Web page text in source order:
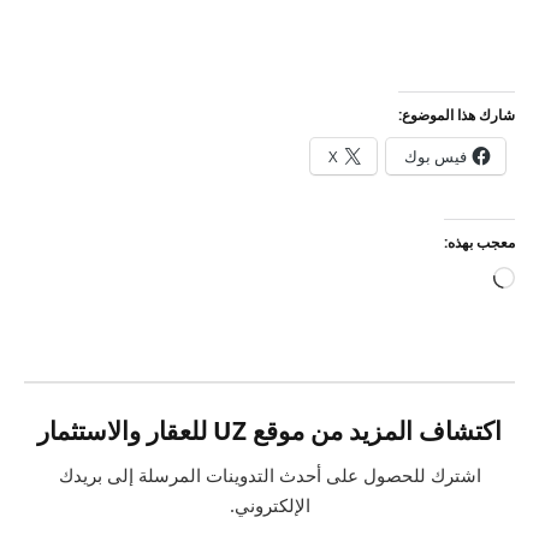
شارك هذا الموضوع:
فيس بوك X
معجب بهذه:
جاري
اكتشاف المزيد من موقع UZ للعقار والاستثمار
اشترك للحصول على أحدث التدوينات المرسلة إلى بريدك
الإلكتروني.